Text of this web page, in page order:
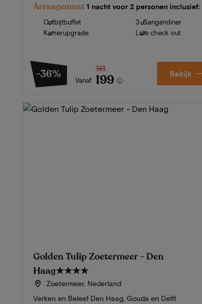
Arrangement 1 nacht voor 2 personen inclusief:
Ontbijtbuffet
Kamerupgrade
3-Gangendiner
Late check out
-36% Vanaf
313
199 Bekijk
Golden Tulip Zoetermeer - Den
Haag★★★★
Zoetermeer, Nederland
Verken en Beleef Den Haag, Gouda en Delft